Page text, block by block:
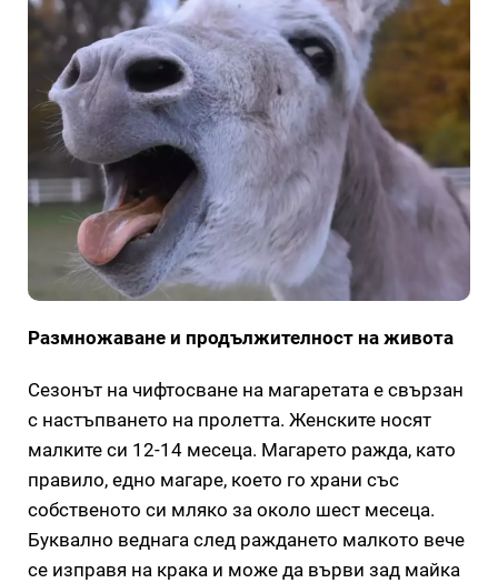
Размножаване и продължителност на живота
Сезонът на чифтосване на магаретата е свързан
с настъпването на пролетта. Женските носят
малките си 12-14 месеца. Магарето ражда, като
правило, едно магаре, което го храни със
собственото си мляко за около шест месеца.
Буквално веднага след раждането малкото вече
се изправя на крака и може да върви зад майка